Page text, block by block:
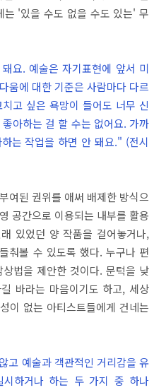
는 '있을 수도 없을 수도 있는' 무
요. 예술은 자기표현에 앞서 미
움에 대한 기준은 사람마다 다르
고 싶은 욕망이 들어도 너무 신
아하는 걸 할 수는 없어요. 가까
는 작업을 하면 안 돼요." (전시
여된 권위를 애써 배제한 방식으
공간으로 이용되는 내부를 활용
있었던 양 작품을 걸어놓거나,
춰볼 수 있도록 했다. 누구나 편
법을 제안한 것이다. 문턱을 낮
바라는 마음이기도 하고, 세상
이 없는 아티스트들에게 건네는
고 예술과 객관적인 거리감을 유
시하거나 하는 두 가지 중 하나